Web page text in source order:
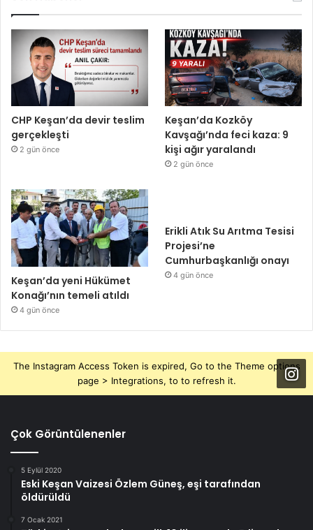
CHP Keşan’da devir teslim
gerçekleşti
2 gün önce
Keşan’da Kozköy
Kavşağı’nda feci kaza: 9
kişi ağır yaralandı
2 gün önce
Keşan’da yeni Hükümet
Konağı’nın temeli atıldı
4 gün önce
Erikli Atık Su Arıtma Tesisi
Projesi’ne
Cumhurbaşkanlığı onayı
4 gün önce
The Instagram Access Token is expired, Go to the Theme options
page > Integrations, to to refresh it.
Çok Görüntülenenler
5 Eylül 2020
Eski Keşan Vaizesi Özlem Güneş, eşi tarafından
öldürüldü
7 Ocak 2021